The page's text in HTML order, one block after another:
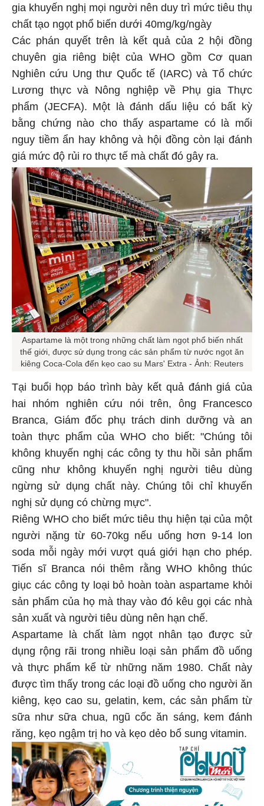
gia khuyến nghị mọi người nên duy trì mức tiêu thụ
chất tạo ngọt phổ biến dưới 40mg/kg/ngày
Các phán quyết trên là kết quả của 2 hội đồng
chuyên gia riêng biệt của WHO gồm Cơ quan
Nghiên cứu Ung thư Quốc tế (IARC) và Tổ chức
Lương thực và Nông nghiệp về Phụ gia Thực
phẩm (JECFA). Một là đánh dấu liệu có bất kỳ
bằng chứng nào cho thấy aspartame có là mối
nguy tiềm ẩn hay không và hội đồng còn lại đánh
giá mức độ rủi ro thực tế mà chất đó gây ra.
Aspartame là một trong những chất làm ngọt phổ biến nhất
thế giới, được sử dụng trong các sản phẩm từ nước ngọt ăn
kiêng Coca-Cola đến kẹo cao su Mars' Extra - Ảnh: Reuters
Tại buổi họp báo trình bày kết quả đánh giá của
hai nhóm nghiên cứu nói trên, ông Francesco
Branca, Giám đốc phụ trách dinh dưỡng và an
toàn thực phẩm của WHO cho biết: "Chúng tôi
không khuyến nghị các công ty thu hồi sản phẩm
cũng như không khuyến nghị người tiêu dùng
ngừng sử dụng chất này. Chúng tôi chỉ khuyến
nghị sử dụng có chừng mực".
Riêng WHO cho biết mức tiêu thụ hiện tại của một
người nặng từ 60-70kg nếu uống hơn 9-14 lon
soda mỗi ngày mới vượt quá giới hạn cho phép.
Tiến sĩ Branca nói thêm rằng WHO không thúc
giục các công ty loại bỏ hoàn toàn aspartame khỏi
sản phẩm của họ mà thay vào đó kêu gọi các nhà
sản xuất và người tiêu dùng nên hạn chế.
Aspartame là chất làm ngọt nhân tạo được sử
dụng rộng rãi trong nhiều loại sản phẩm đồ uống
và thực phẩm kể từ những năm 1980. Chất này
được tìm thấy trong các loại đồ uống cho người ăn
kiêng, kẹo cao su, gelatin, kem, các sản phẩm từ
sữa như sữa chua, ngũ cốc ăn sáng, kem đánh
răng, kẹo ngậm trị ho và kẹo dẻo bổ sung vitamin.